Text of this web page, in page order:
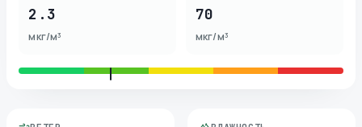
2.3
мкг/м³
70
мкг/м³